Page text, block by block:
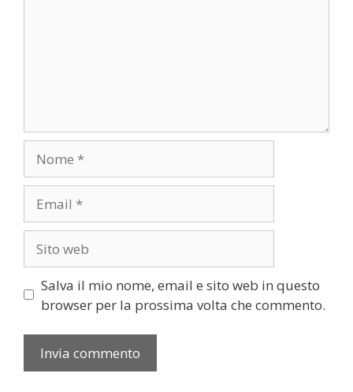
Salva il mio nome, email e sito web in questo
browser per la prossima volta che commento.